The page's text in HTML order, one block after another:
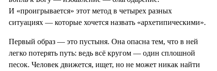
И «проигрывается» этот метод в четырех разных
ситуациях — которые хочется назвать «архетипическими».
Первый образ — это пустыня. Она опасна тем, что в ней
легко потерять путь: ведь всё кругом — один сплошной
песок. Человек движется, ищет, но не может никак найти